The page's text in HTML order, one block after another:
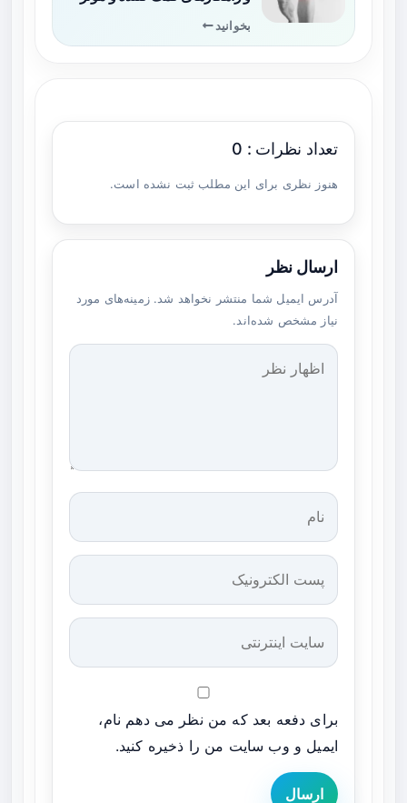
بخوانید
تعداد نظرات : 0
هنوز نظری برای این مطلب ثبت نشده است.
ارسال نظر
آدرس ایمیل شما منتشر نخواهد شد. زمینه‌های مورد
نیاز مشخص شده‌اند.
برای دفعه بعد که من نظر می دهم نام،
ایمیل و وب سایت من را ذخیره کنید.
ارسال